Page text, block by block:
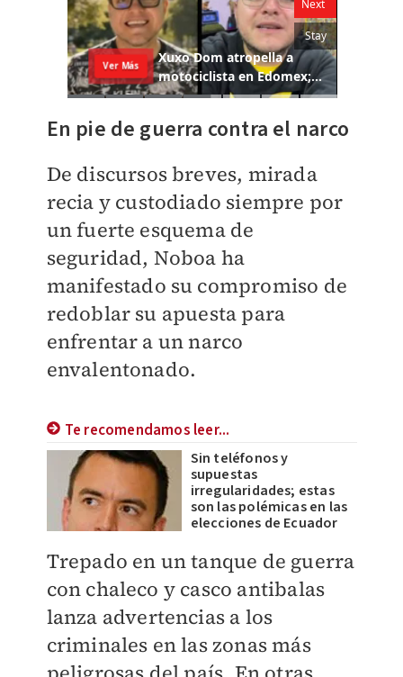
En pie de guerra contra el narco
De discursos breves, mirada
recia y custodiado siempre por
un fuerte esquema de
seguridad, Noboa ha
manifestado su compromiso de
redoblar su apuesta para
enfrentar a un narco
envalentonado.
Te recomendamos leer...
Sin teléfonos y
supuestas
irregularidades; estas
son las polémicas en las
elecciones de Ecuador
Trepado en un tanque de guerra
con chaleco y casco antibalas
lanza advertencias a los
criminales en las zonas más